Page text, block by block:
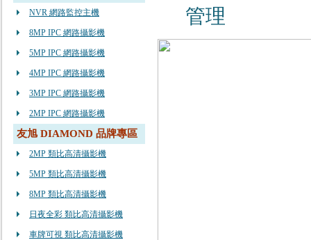
NVR 網路監控主機
8MP IPC 網路攝影機
5MP IPC 網路攝影機
4MP IPC 網路攝影機
3MP IPC 網路攝影機
2MP IPC 網路攝影機
友旭 DIAMOND 品牌專區
2MP 類比高清攝影機
5MP 類比高清攝影機
8MP 類比高清攝影機
日夜全彩 類比高清攝影機
車牌可視 類比高清攝影機
管理